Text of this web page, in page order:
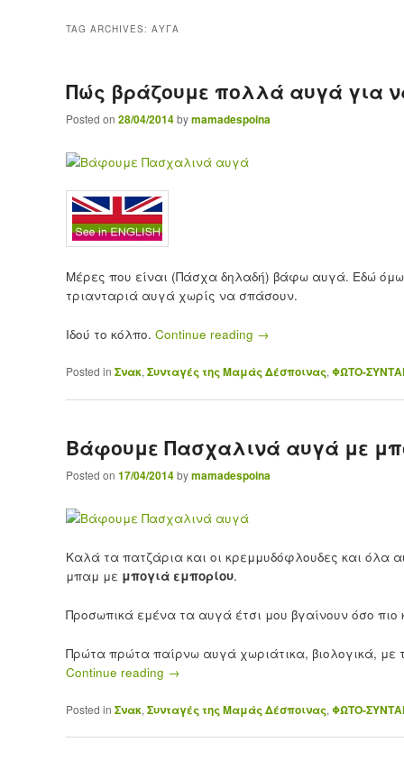
TAG ARCHIVES: ΑΥΓΆ
Πώς βράζουμε πολλά αυγά για
Posted on 28/04/2014bymamadespoina
Μέρες που είναι (Πάσχα δηλαδή) βάφω αυγά. Εδώ
τριανταριά αυγά χωρίς να σπάσουν.
Ιδού το κόλπο. Continue reading →
Posted in Σνακ, Συνταγές της Μαμάς Δέσποινας, ΦΩΤΟ-
Βάφουμε Πασχαλινά αυγά με
Posted on 17/04/2014bymamadespoina
Καλά τα πατζάρια και οι κρεμμυδόφλουδες και όλα
μπαμ με μπογιά εμπορίου.
Προσωπικά εμένα τα αυγά έτσι μου βγαίνουν όσο πιο
Πρώτα πρώτα παίρνω αυγά χωριάτικα, βιολογικά, με
Continue reading →
Posted in Σνακ, Συνταγές της Μαμάς Δέσποινας, ΦΩΤΟ-